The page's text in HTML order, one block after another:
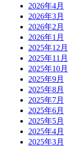
2026年4月
2026年3月
2026年2月
2026年1月
2025年12月
2025年11月
2025年10月
2025年9月
2025年8月
2025年7月
2025年6月
2025年5月
2025年4月
2025年3月